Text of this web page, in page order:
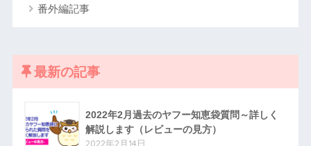
番外編記事
最新の記事
2022年2月過去のヤフー知恵袋質問～詳しく
解説します（レビューの見方）
2022年2月14日